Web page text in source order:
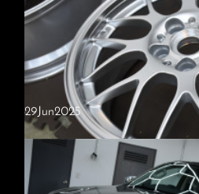
施工内容・新車限定コース・ホイール
ロントガラス・リアガラス） トヨタ
た。 今回は新車限定コースをご依頼い
BBS ホイールコーティング
29Jun2025